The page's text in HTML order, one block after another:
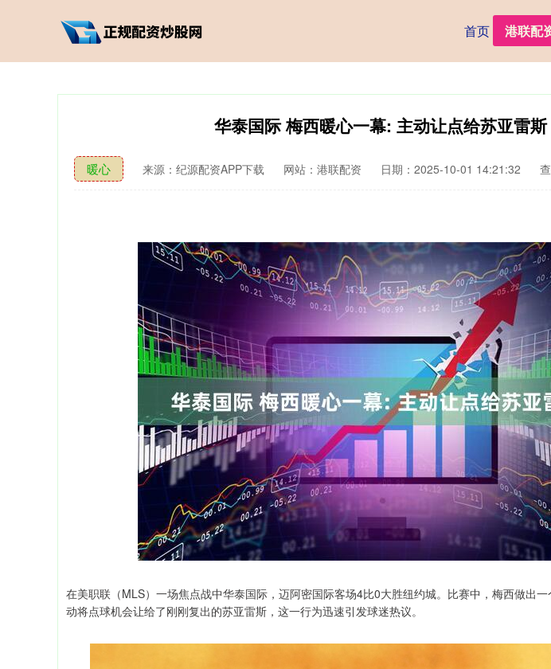
首页 港联配
华泰国际 梅西暖心一幕: 主动让点给苏亚雷斯
暖心 来源：纪源配资APP下载 网站：港联配资 日期：2025-10-01 14:21:32
在美职联（MLS）一场焦点战中华泰国际，迈阿密国际客场4比0大胜纽约城。比赛中，梅西做出
动将点球机会让给了刚刚复出的苏亚雷斯，这一行为迅速引发球迷热议。
创业板指 基金